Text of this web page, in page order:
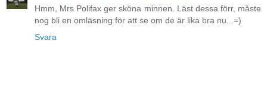
Hmm, Mrs Polifax ger sköna minnen. Läst dessa förr, måste
nog bli en omläsning för att se om de är lika bra nu...=)
Svara